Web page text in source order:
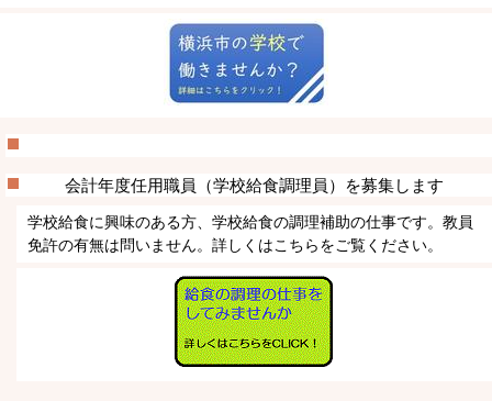
会計年度任用職員（学校給食調理員）を募集します
学校給食に興味のある方、学校給食の調理補助の仕事です。教員
免許の有無は問いません。詳しくはこちらをご覧ください。